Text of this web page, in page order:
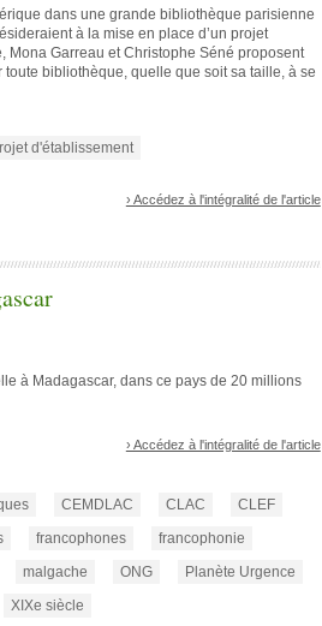
dans une grande bibliothèque parisienne
à la mise en place d’un projet
Mona Garreau et Christophe Séné proposent
bibliothèque, quelle que soit sa taille, à se
d'établissement
› Accédez à l'intégralité de l'article
à Madagascar, dans ce pays de 20 millions
› Accédez à l'intégralité de l'article
CEMDLAC CLAC
CLEF
francophones
francophonie
malgache ONG
Planète Urgence
XIXe siècle